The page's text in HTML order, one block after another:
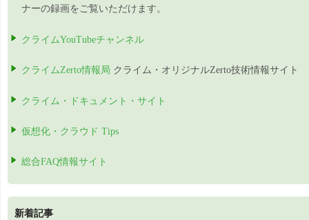
ナーの録画をご覧いただけます。
クライムYouTubeチャンネル
クライムZerto情報局 クライム・オリジナルZerto技術情報サイト
クライム・ドキュメント・サイト
仮想化・クラウド Tips
総合FAQ情報サイト
新着記事